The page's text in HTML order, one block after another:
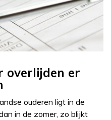
overlijden er
ouderen ligt in de
in de zomer, zo blijkt